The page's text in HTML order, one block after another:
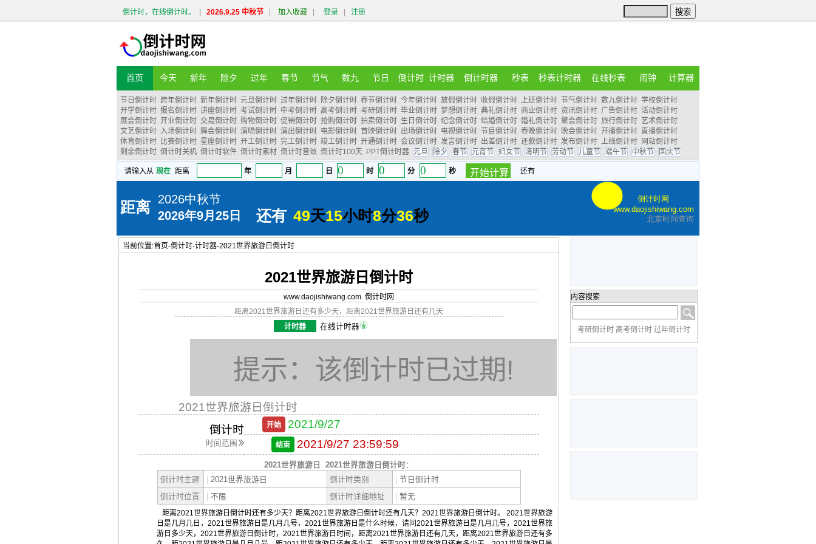
倒计时，在线倒计时。 2026.9.25 中秋节 加入收藏 登录 注册
首页 今天 新年 除夕 过年 春节 节气 数九 节日 倒计时 计时器 倒计时器 秒表 秒表计时器 在线秒表 闹钟 计算器
节日倒计时 跨年倒计时 新年倒计时 元旦倒计时 过年倒计时 除夕倒计时 春节倒计时 今年倒计时 放假倒计时 收假倒计时 上班倒计时 节气倒计时 数九倒计时 学校倒计时
开学倒计时 报名倒计时 讲座倒计时 考试倒计时 中考倒计时 高考倒计时 考研倒计时 毕业倒计时 梦想倒计时 典礼倒计时 商业倒计时 资讯倒计时 广告倒计时 活动倒计时
展会倒计时 开业倒计时 交易倒计时 购物倒计时 促销倒计时 抢购倒计时 拍卖倒计时 生日倒计时 纪念倒计时 结婚倒计时 婚礼倒计时 聚会倒计时 旅行倒计时 艺术倒计时
文艺倒计时 入场倒计时 舞会倒计时 演唱倒计时 演出倒计时 电影倒计时 首映倒计时 出场倒计时 电视倒计时 节目倒计时 春晚倒计时 晚会倒计时 开播倒计时 直播倒计时
体育倒计时 比赛倒计时 星座倒计时 开工倒计时 完工倒计时 竣工倒计时 开通倒计时 会议倒计时 发言倒计时 出差倒计时 还款倒计时 发布倒计时 上线倒计时 网站倒计时
剩余倒计时 倒计时关机 倒计时软件 倒计时素材 倒计时音效 倒计时100天 PPT倒计时器 元旦 除夕 春节 元宵节 妇女节 清明节 劳动节 儿童节 端午节 中秋节 国庆节
当前位置:首页-倒计时-计时器-2021世界旅游日倒计时
2021世界旅游日倒计时
www.daojishiwang.com 倒计时网
距离2021世界旅游日还有多少天，距离2021世界旅游日还有几天
计时器
在线计时器
提示：该倒计时已过期!
2021世界旅游日倒计时
倒计时
时间范围
开始 2021/9/27
结束 2021/9/27 23:59:59
2021世界旅游日 2021世界旅游日倒计时：
倒计时主题
2021世界旅游日 倒计时类别
节日倒计时
倒计时位置
不限 倒计时详细地址
暂无
距离2021世界旅游日倒计时还有多少天？距离2021世界旅游日倒计时还有几天？2021世界旅游日倒计时。 2021世界旅游
日是几月几日，2021世界旅游日是几月几号，2021世界旅游日是什么时候，请问2021世界旅游日是几月几号，2021世界旅
游日多少天，2021世界旅游日倒计时，2021世界旅游日时间，距离2021世界旅游日还有几天，距离2021世界旅游日还有多
内容搜索
考研倒计时 高考倒计时 过年倒计时